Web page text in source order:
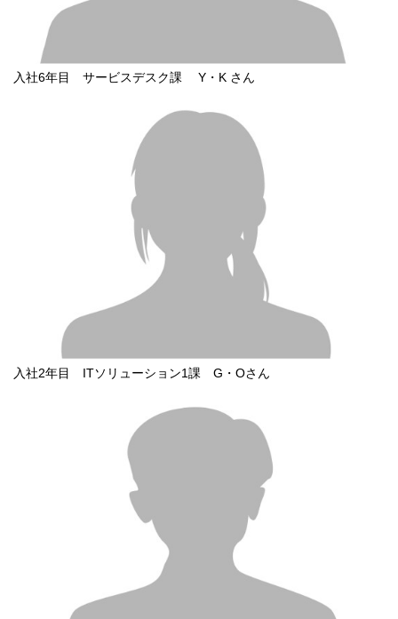
入社6年目 サービスデスク課 Y・K さん
入社2年目 ITソリューション1課 G・Oさん